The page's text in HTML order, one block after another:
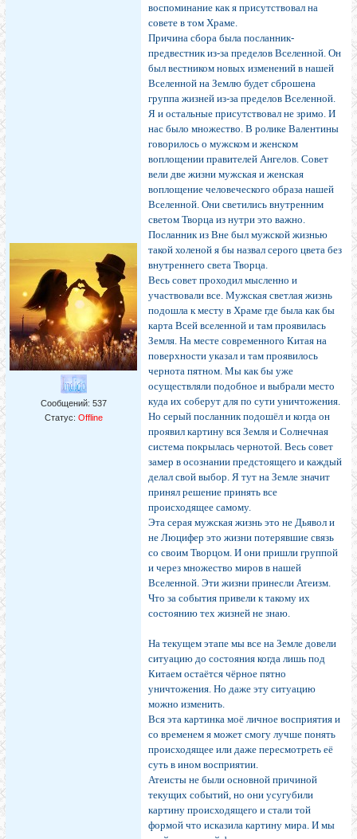
Сообщений: 537
Статус: Offline
воспоминание как я присутствовал на
совете в том Храме.
Причина сбора была посланник-
предвестник из-за пределов Вселенной. Он
был вестником новых изменений в нашей
Вселенной на Землю будет сброшена
группа жизней из-за пределов Вселенной.
Я и остальные присутствовал не зримо. И
нас было множество. В ролике Валентины
говорилось о мужском и женском
воплощении правителей Ангелов. Совет
вели две жизни мужская и женская
воплощение человеческого образа нашей
Вселенной. Они светились внутренним
светом Творца из нутри это важно.
Посланник из Вне был мужской жизнью
такой холеной я бы назвал серого цвета без
внутреннего света Творца.
Весь совет проходил мысленно и
участвовали все. Мужская светлая жизнь
подошла к месту в Храме где была как бы
карта Всей вселенной и там проявилась
Земля. На месте современного Китая на
поверхности указал и там проявилось
чернота пятном. Мы как бы уже
осуществляли подобное и выбрали место
куда их соберут для по сути уничтожения.
Но серый посланник подошёл и когда он
проявил картину вся Земля и Солнечная
система покрылась чернотой. Весь совет
замер в осознании предстоящего и каждый
делал свой выбор. Я тут на Земле значит
принял решение принять все
происходящее самому.
Эта серая мужская жизнь это не Дьявол и
не Люцифер это жизни потерявшие связь
со своим Творцом. И они пришли группой
и через множество миров в нашей
Вселенной. Эти жизни принесли Атеизм.
Что за события привели к такому их
состоянию тех жизней не знаю.
На текущем этапе мы все на Земле довели
ситуацию до состояния когда лишь под
Китаем остаётся чёрное пятно
уничтожения. Но даже эту ситуацию
можно изменить.
Вся эта картинка моё личное восприятия и
со временем я может смогу лучше понять
происходящее или даже пересмотреть её
суть в ином восприятии.
Атеисты не были основной причиной
текущих событий, но они усугубили
картину происходящего и стали той
формой что исказила картину мира. И мы